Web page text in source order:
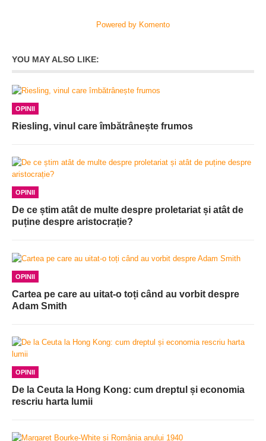
Powered by Komento
YOU MAY ALSO LIKE:
OPINII
Riesling, vinul care îmbătrânește frumos
OPINII
De ce știm atât de multe despre proletariat și atât de
puține despre aristocrație?
OPINII
Cartea pe care au uitat-o toți când au vorbit despre
Adam Smith
OPINII
De la Ceuta la Hong Kong: cum dreptul și economia
rescriu harta lumii